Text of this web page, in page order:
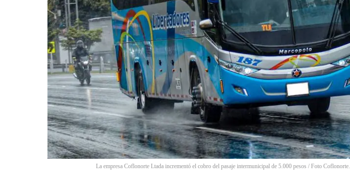
La empresa Coflonorte Ltada incrementó el cobro del pasaje intermunicipal de 5.000 pesos / Foto Coflonorte.